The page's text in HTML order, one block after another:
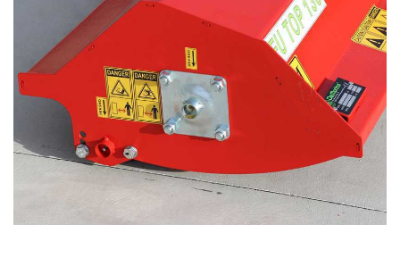
McCulloch
MCH
Michelin
Mille
Minox
Mockmill
More than chef
MOVA